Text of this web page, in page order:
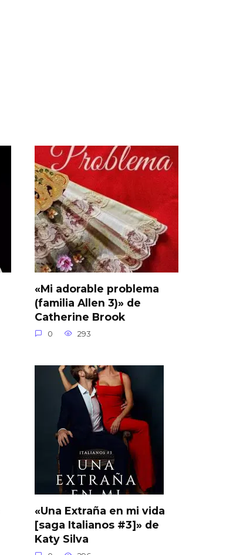
«Mi adorable problema
(familia Allen 3)» de
Catherine Brook
0 293
«Una Extraña en mi vida
[saga Italianos #3]» de
Katy Silva